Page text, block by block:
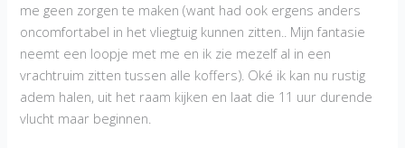
me geen zorgen te maken (want had ook ergens anders
oncomfortabel in het vliegtuig kunnen zitten.. Mijn fantasie
neemt een loopje met me en ik zie mezelf al in een
vrachtruim zitten tussen alle koffers). Oké ik kan nu rustig
adem halen, uit het raam kijken en laat die 11 uur durende
vlucht maar beginnen.